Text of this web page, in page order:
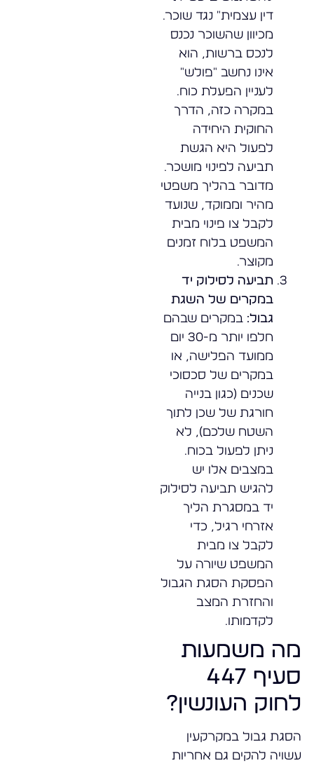
דין עצמית" נגד שוכר.
מכיוון שהשוכר נכנס
לנכס ברשות, הוא
אינו נחשב "פולש"
לעניין הפעלת כוח.
במקרה כזה, הדרך
החוקית היחידה
לפעול היא הגשת
תביעה לפינוי מושכר.
מדובר בהליך משפטי
מהיר וממוקד, שנועד
לקבל צו פינוי מבית
המשפט בלוח זמנים
מקוצר.
תביעה לסילוק יד
במקרים של השגת
גבול: במקרים שבהם
חלפו יותר מ-30 יום
ממועד הפלישה, או
במקרים של סכסוכי
שכנים (כגון בנייה
חורגת של שכן לתוך
השטח שלכם), לא
ניתן לפעול בכוח.
במצבים אלו יש
להגיש תביעה לסילוק
יד במסגרת הליך
אזרחי רגיל, כדי
לקבל צו מבית
המשפט שיורה על
הפסקת הסגת הגבול
והחזרת המצב
לקדמותו.
מה משמעות
סעיף 447
לחוק העונשין?
הסגת גבול במקרקעין
עשויה להקים גם אחריות